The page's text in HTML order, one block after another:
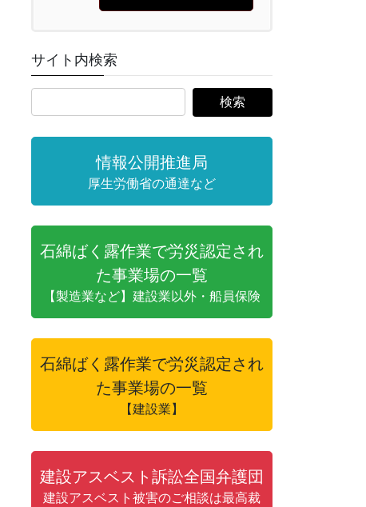
サイト内検索
情報公開推進局
厚生労働省の通達など
石綿ばく露作業で労災認定され
た事業場の一覧
【製造業など】建設業以外・船員保険
石綿ばく露作業で労災認定され
た事業場の一覧
【建設業】
建設アスベスト訴訟全国弁護団
建設アスベスト被害のご相談は最高裁